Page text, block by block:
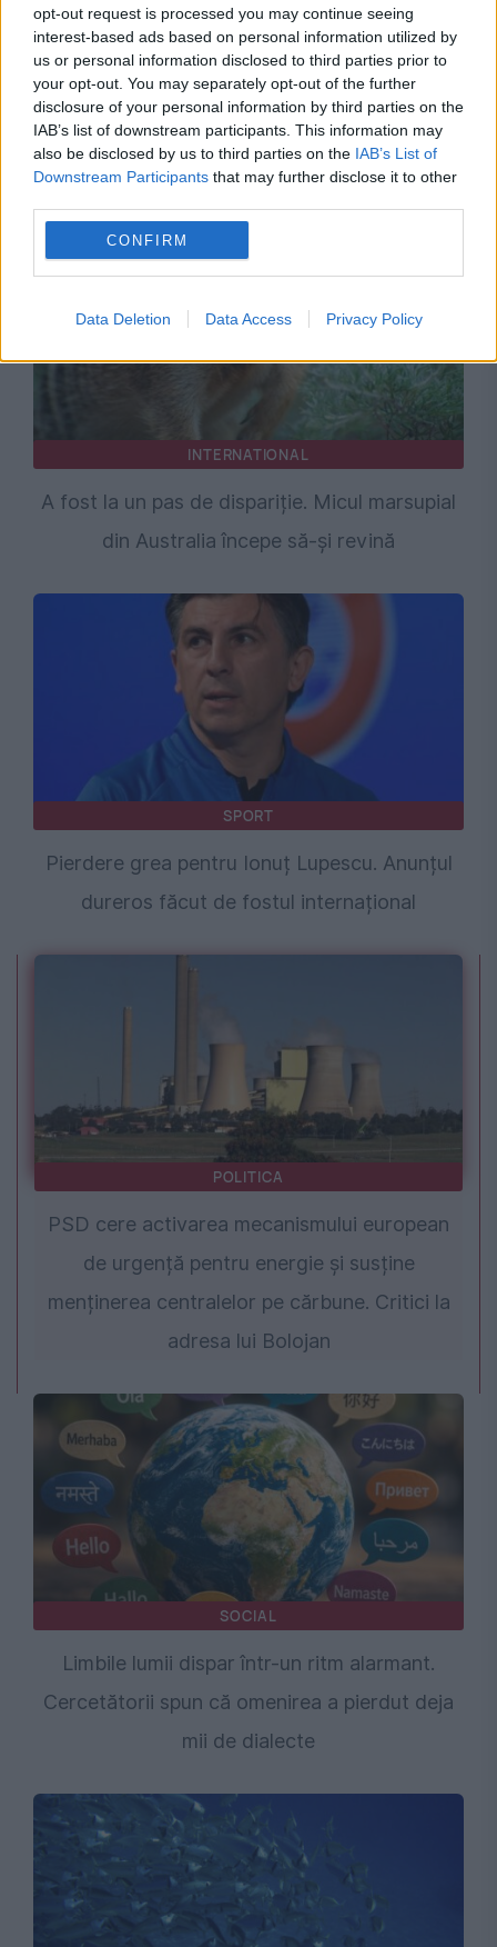
opt-out request is processed you may continue seeing
interest-based ads based on personal information utilized by
us or personal information disclosed to third parties prior to
your opt-out. You may separately opt-out of the further
disclosure of your personal information by third parties on the
IAB’s list of downstream participants. This information may
also be disclosed by us to third parties on the IAB’s List of
Downstream Participants that may further disclose it to other
CONFIRM
Data Deletion Data Access Privacy Policy
Recomandările noastre
INTERNATIONAL
A fost la un pas de dispariție. Micul marsupial
din Australia începe să-și revină
SPORT
Pierdere grea pentru Ionuț Lupescu. Anunțul
dureros făcut de fostul internațional
POLITICA
PSD cere activarea mecanismului european
de urgență pentru energie și susține
menținerea centralelor pe cărbune. Critici la
adresa lui Bolojan
SOCIAL
Limbile lumii dispar într-un ritm alarmant.
Cercetătorii spun că omenirea a pierdut deja
mii de dialecte